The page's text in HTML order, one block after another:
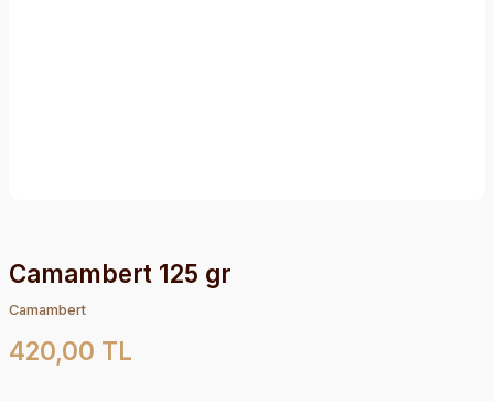
Camambert 125 gr
Camambert
420,00 TL